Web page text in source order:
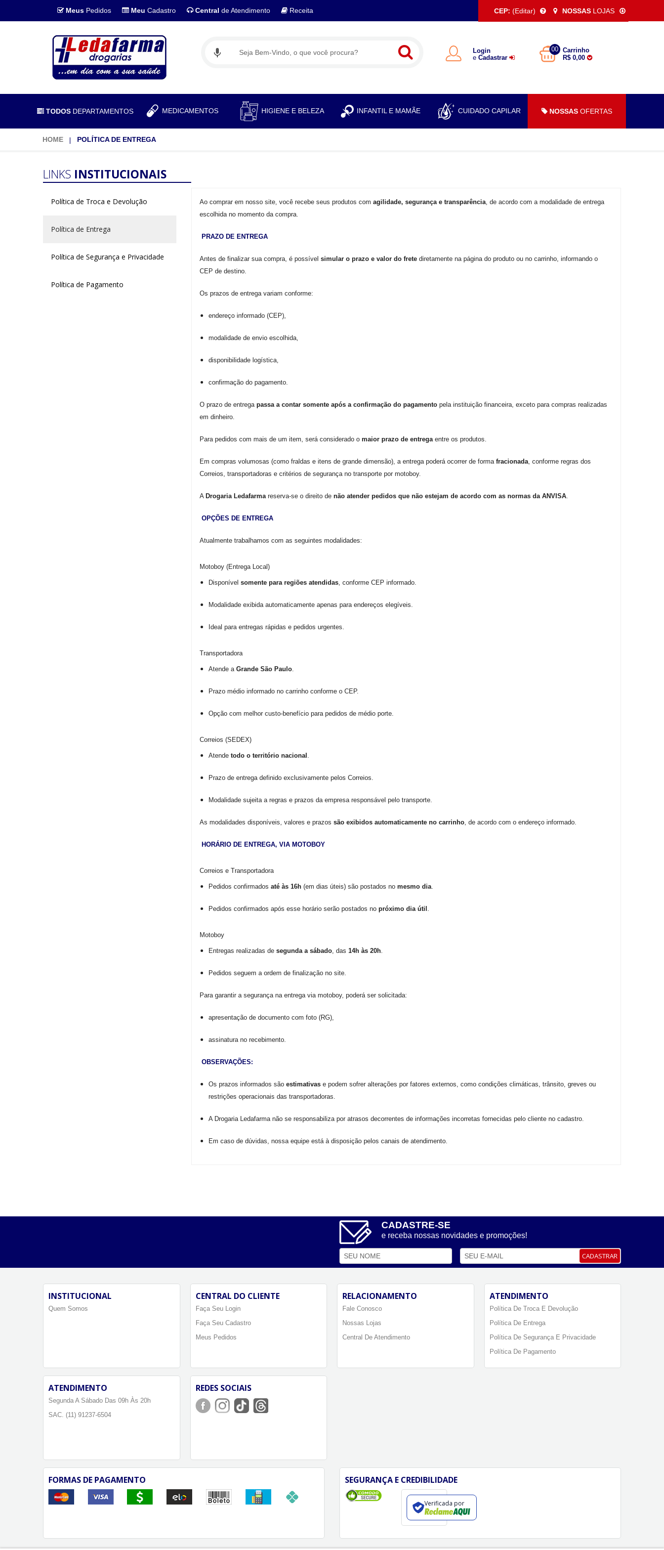
Meus Pedidos Meu Cadastro Central de Atendimento Receita CEP: (Editar) NOSSAS LOJAS
Login
e Cadastrar
00
Carrinho
R$ 0,00
TODOS DEPARTAMENTOS MEDICAMENTOS HIGIENE E BELEZA INFANTIL E MAMÃE CUIDADO CAPILAR NOSSAS OFERTAS
HOME POLÍTICA DE ENTREGA
LINKS INSTITUCIONAIS
Política de Troca e Devolução
Política de Entrega
Política de Segurança e Privacidade
Política de Pagamento
Ao comprar em nosso site, você recebe seus produtos com agilidade, segurança e transparência, de acordo com a modalidade de entrega
escolhida no momento da compra.
PRAZO DE ENTREGA
Antes de finalizar sua compra, é possível simular o prazo e valor do frete diretamente na página do produto ou no carrinho, informando o
CEP de destino.
Os prazos de entrega variam conforme:
endereço informado (CEP),
modalidade de envio escolhida,
disponibilidade logística,
confirmação do pagamento.
O prazo de entrega passa a contar somente após a confirmação do pagamento pela instituição financeira, exceto para compras realizadas
em dinheiro.
Para pedidos com mais de um item, será considerado o maior prazo de entregaentre os produtos.
Em compras volumosas (como fraldas e itens de grande dimensão), a entrega poderá ocorrer de forma fracionada, conforme regras dos
Correios, transportadoras e critérios de segurança no transporte por motoboy.
A Drogaria Ledafarmareserva-se o direito de não atender pedidos que não estejam de acordo com as normas da ANVISA.
OPÇÕES DE ENTREGA
Atualmente trabalhamos com as seguintes modalidades:
Motoboy (Entrega Local)
Disponível somente para regiões atendidas, conforme CEP informado.
Modalidade exibida automaticamente apenas para endereços elegíveis.
Ideal para entregas rápidas e pedidos urgentes.
Transportadora
Atende a Grande São Paulo.
Prazo médio informado no carrinho conforme o CEP.
Opção com melhor custo-benefício para pedidos de médio porte.
Correios (SEDEX)
Atende todo o território nacional .
Prazo de entrega definido exclusivamente pelos Correios.
Modalidade sujeita a regras e prazos da empresa responsável pelo transporte.
As modalidades disponíveis, valores e prazos são exibidos automaticamente no carrinho, de acordo com o endereço informado.
HORÁRIO DE ENTREGA, VIA MOTOBOY
Correios e Transportadora
Pedidos confirmados até às 16h(em dias úteis) são postados no mesmo dia.
Pedidos confirmados após esse horário serão postados no próximo dia útil .
Motoboy
Entregas realizadas de segunda a sábado, das 14h às 20h.
Pedidos seguem a ordem de finalização no site.
Para garantir a segurança na entrega via motoboy, poderá ser solicitada:
apresentação de documento com foto (RG),
assinatura no recebimento.
OBSERVAÇÕES:
Os prazos informados são estimativase podem sofrer alterações por fatores externos, como condições climáticas, trânsito, greves ou
restrições operacionais das transportadoras.
A Drogaria Ledafarma não se responsabiliza por atrasos decorrentes de informações incorretas fornecidas pelo cliente no cadastro.
Em caso de dúvidas, nossa equipe está à disposição pelos canais de atendimento.
CADASTRE-SE
e receba nossas novidades e promoções!
CADASTRAR
INSTITUCIONAL
Quem Somos
CENTRAL DO CLIENTE
Faça Seu Login
Faça Seu Cadastro
Meus Pedidos
RELACIONAMENTO
Fale Conosco
Nossas Lojas
Central De Atendimento
ATENDIMENTO
Política De Troca E Devolução
Política De Entrega
Política De Segurança E Privacidade
Política De Pagamento
ATENDIMENTO
Segunda A Sábado Das 09h Às 20h
SAC. (11) 91237-6504
REDES SOCIAIS
FORMAS DE PAGAMENTO SEGURANÇA E CREDIBILIDADE
Verificada por